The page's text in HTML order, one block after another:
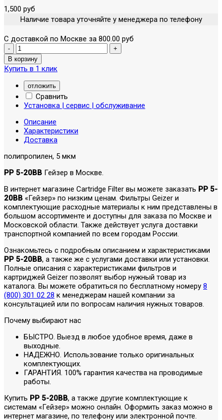
1,500 руб
Наличие товара уточняйте у менеджера по телефону
С доставкой по Москве за 800.00 руб
Купить в 1 клик
отложить
Сравнить
Установка | сервис | обслуживание
Описание
Характеристики
Доставка
полипропилен, 5 мкм
PP 5-20BB Гейзер в Москве.
В интернет магазине Cartridge Filter вы можете заказать PP 5-
20BB «Гейзер» по низким ценам. Фильтры Geizer и
комплектующие расходные материалы к ним представлены в
большом ассортименте и доступны для заказа по Москве и
Московской области. Также действует услуга доставки
транспортной компанией по всем городам России.
Ознакомьтесь с подробным описанием и характеристиками
PP 5-20BB, а также же с услугами доставки или установки.
Полные описания с характеристиками фильтров и
картриджей Geizer позволят выбор нужный товар из
каталога. Вы можете обратиться по бесплатному номеру 8
(800) 301 02 28 к менеджерам нашей компании за
консультацией или по вопросам наличия нужных товаров.
Почему выбирают нас
БЫСТРО. Выезд в любое удобное время, даже в
выходные.
НАДЕЖНО. Использование только оригинальных
комплектующих.
ГАРАНТИЯ. 100% гарантия качества на проводимые
работы.
Купить PP 5-20BB, а также другие комплектующие к
системам «Гейзер» можно онлайн. Оформить заказ можно в
интернет магазине, по телефону или электронной почте.